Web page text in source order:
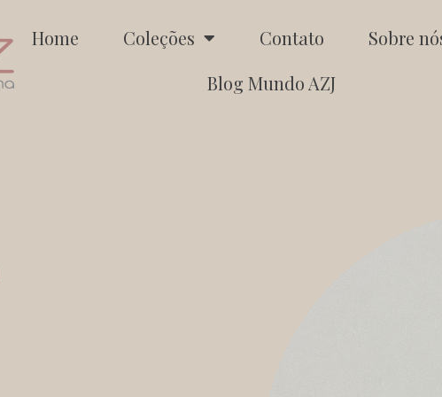
Home Coleções Contato
Sobre
Blog Mundo AZJ